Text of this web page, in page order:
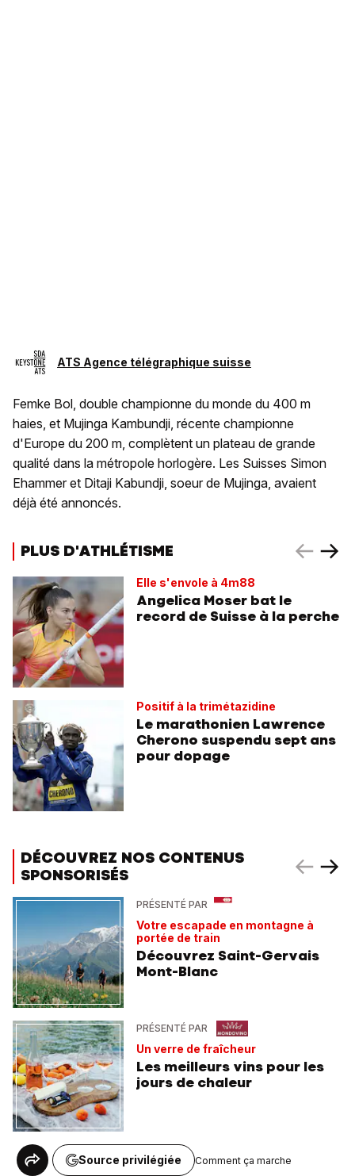
ATS Agence télégraphique suisse
Femke Bol, double championne du monde du 400 m
haies, et Mujinga Kambundji, récente championne
d'Europe du 200 m, complètent un plateau de grande
qualité dans la métropole horlogère. Les Suisses Simon
Ehammer et Ditaji Kabundji, soeur de Mujinga, avaient
déjà été annoncés.
PLUS D'ATHLÉTISME
Elle s'envole à 4m88
Angelica Moser bat le
record de Suisse à la perche
Positif à la trimétazidine
Le marathonien Lawrence
Cherono suspendu sept ans
pour dopage
DÉCOUVREZ NOS CONTENUS
SPONSORISÉS
PRÉSENTÉ PAR
Votre escapade en montagne à
portée de train
Découvrez Saint-Gervais
Mont-Blanc
PRÉSENTÉ PAR
Un verre de fraîcheur
Les meilleurs vins pour les
jours de chaleur
Source privilégiée Comment ça marche